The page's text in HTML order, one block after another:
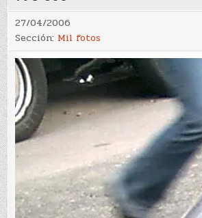
27/04/2006
Sección: Mil fotos